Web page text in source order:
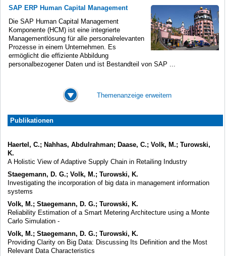
SAP ERP Human Capital Management
Die SAP Human Capital Management
Komponente (HCM) ist eine integrierte
Managementlösung für alle personalrelevanten
Prozesse in einem Unternehmen. Es
ermöglicht die effiziente Abbildung
personalbezogener Daten und ist Bestandteil von SAP ...
Themenanzeige erweitern
Publikationen
Haertel, C.; Nahhas, Abdulrahman; Daase, C.; Volk, M.; Turowski,
K.
A Holistic View of Adaptive Supply Chain in Retailing Industry
Staegemann, D. G.; Volk, M.; Turowski, K.
Investigating the incorporation of big data in management information
systems
Volk, M.; Staegemann, D. G.; Turowski, K.
Reliability Estimation of a Smart Metering Architecture using a Monte
Carlo Simulation -
Volk, M.; Staegemann, D. G.; Turowski, K.
Providing Clarity on Big Data: Discussing Its Definition and the Most
Relevant Data Characteristics